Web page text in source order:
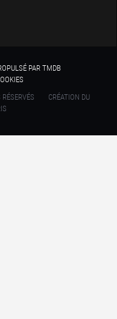
PAR TMDB
CRÉATION DU